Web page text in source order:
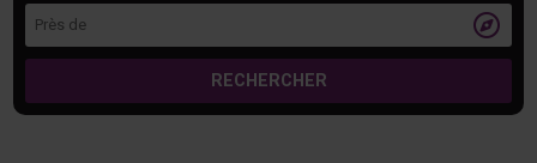

RECHERCHER